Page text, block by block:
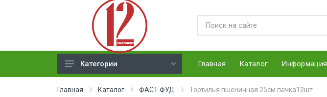
Категории Главная Каталог Информация
Главная Каталог ФАСТ ФУД Тортилья пшеничная 25см пачка12шт